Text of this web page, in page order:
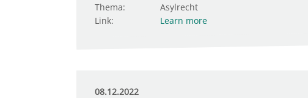
Thema:
Asylrecht
Link:
Learn more
08.12.2022